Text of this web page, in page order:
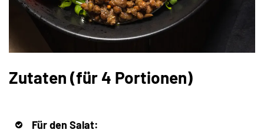
Zutaten (für 4 Portionen)
Für den Salat: